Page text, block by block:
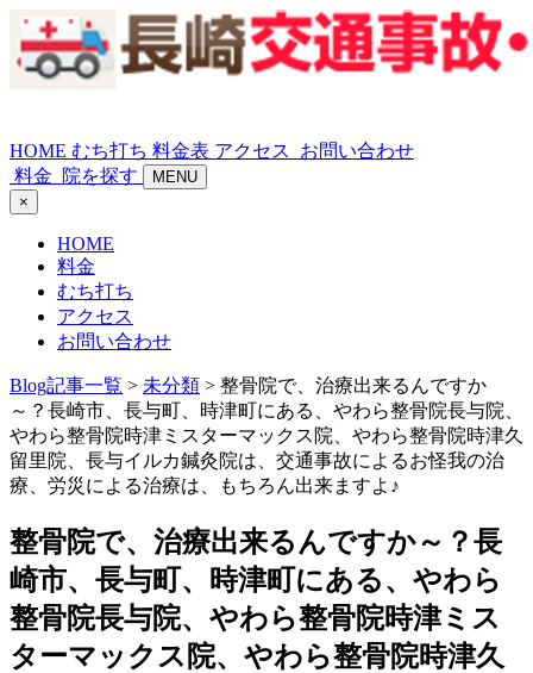
HOME むち打ち 料金表 アクセス
お問い合わせ
料金
院を探す
MENU
×
HOME
料金
むち打ち
アクセス
お問い合わせ
Blog記事一覧 > 未分類 > 整骨院で、治療出来るんですか
～？長崎市、長与町、時津町にある、やわら整骨院長与院、
やわら整骨院時津ミスターマックス院、やわら整骨院時津久
留里院、長与イルカ鍼灸院は、交通事故によるお怪我の治
療、労災による治療は、もちろん出来ますよ♪
整骨院で、治療出来るんですか～？長
崎市、長与町、時津町にある、やわら
整骨院長与院、やわら整骨院時津ミス
ターマックス院、やわら整骨院時津久